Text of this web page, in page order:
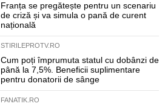
Franța se pregătește pentru un scenariu
de criză și va simula o pană de curent
națională
STIRILEPROTV.RO
Cum poți împrumuta statul cu dobânzi de
până la 7,5%. Beneficii suplimentare
pentru donatorii de sânge
FANATIK.RO